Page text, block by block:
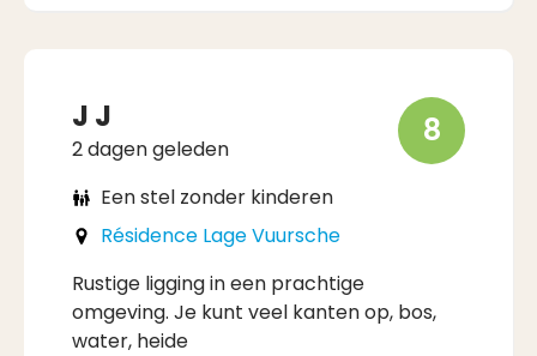
J J
2 dagen geleden 8
Een stel zonder kinderen
Résidence Lage Vuursche
Rustige ligging in een prachtige
omgeving. Je kunt veel kanten op, bos,
water, heide